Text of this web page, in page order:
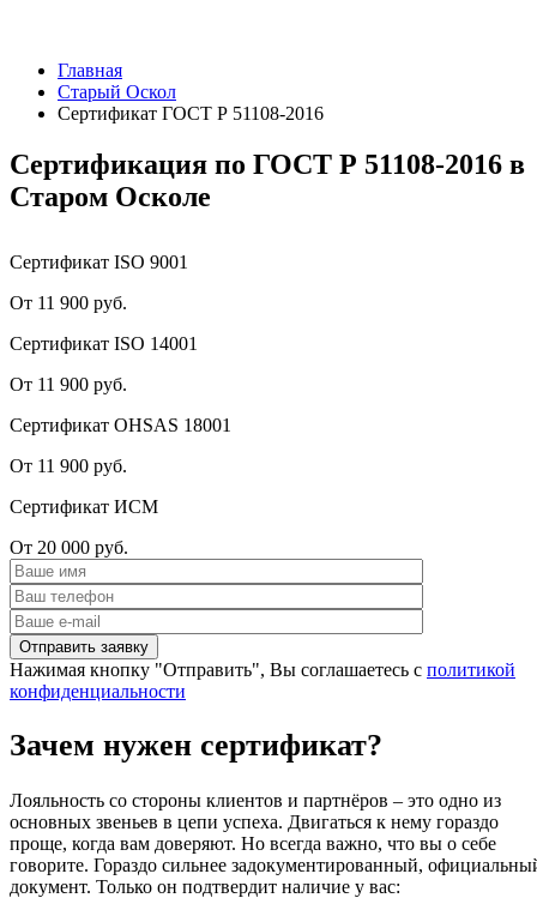
Главная
Старый Оскол
Сертификат ГОСТ Р 51108-2016
Сертификация по ГОСТ Р 51108-2016 в
Старом Осколе
Сертификат ISO 9001
От 11 900 руб.
Сертификат ISO 14001
От 11 900 руб.
Сертификат OHSAS 18001
От 11 900 руб.
Сертификат ИСМ
От 20 000 руб.
Нажимая кнопку "Отправить", Вы соглашаетесь с политикой
конфиденциальности
Зачем нужен сертификат?
Лояльность со стороны клиентов и партнёров – это одно из
основных звеньев в цепи успеха. Двигаться к нему гораздо
проще, когда вам доверяют. Но всегда важно, что вы о себе
говорите. Гораздо сильнее задокументированный,
документ. Только он подтвердит наличие у вас: